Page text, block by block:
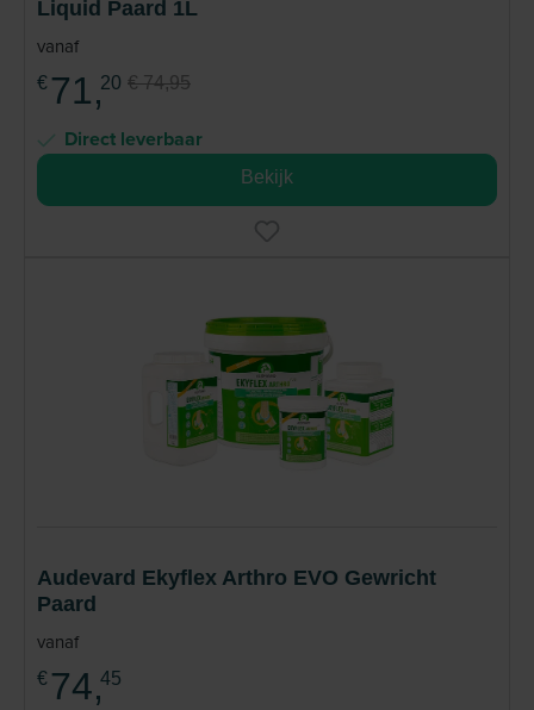
Liquid Paard 1L
vanaf
€ 71,20 € 74,95
Direct leverbaar
Bekijk
Audevard Ekyflex Arthro EVO Gewricht
Paard
vanaf
€ 74,45